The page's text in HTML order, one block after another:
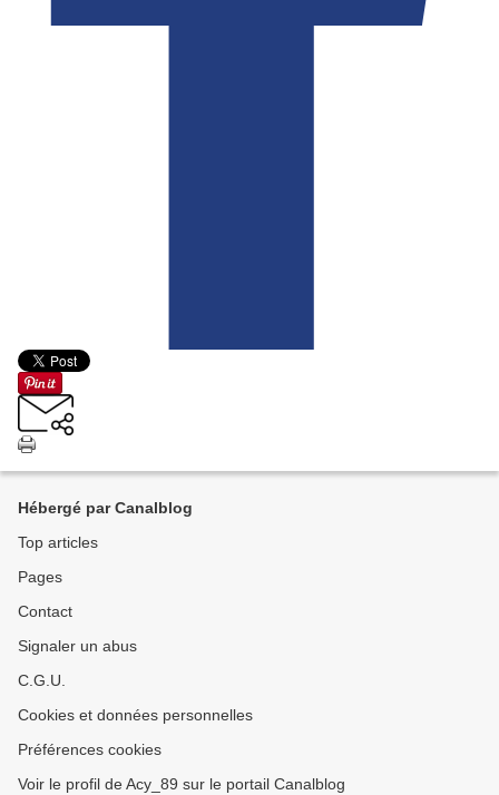
Hébergé par Canalblog
Top articles
Pages
Contact
Signaler un abus
C.G.U.
Cookies et données personnelles
Préférences cookies
Voir le profil de Acy_89 sur le portail Canalblog